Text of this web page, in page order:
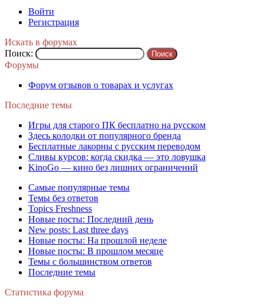
Войти
Регистрация
Искать в форумах
Поиск:
Форумы
Форум отзывов о товарах и услугах
Последние темы
Игры для старого ПК бесплатно на русском
Здесь колодки от популярного бренда
Бесплатные лакорны с русским переводом
Сливы курсов: когда скидка — это ловушка
KinoGo — кино без лишних ограничений
Самые популярные темы
Темы без ответов
Topics Freshness
Новые посты: Последний день
New posts: Last three days
Новые посты: На прошлой неделе
Новые посты: В прошлом месяце
Темы с большинством ответов
Последние темы
Статистика форума